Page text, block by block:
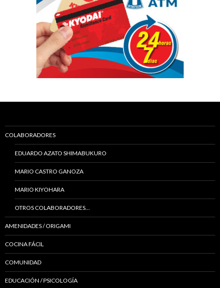
COLABORADORES
EDUARDO AZATO SHIMABUKURO
MARIO CASTRO GANOZA
MARIO KIYOHARA
OTROS COLABORADORES…
AMENIDADES / ORIGAMI
COCINA FÁCIL
COMUNIDAD
EDUCACIÓN / PSICOLOGÍA